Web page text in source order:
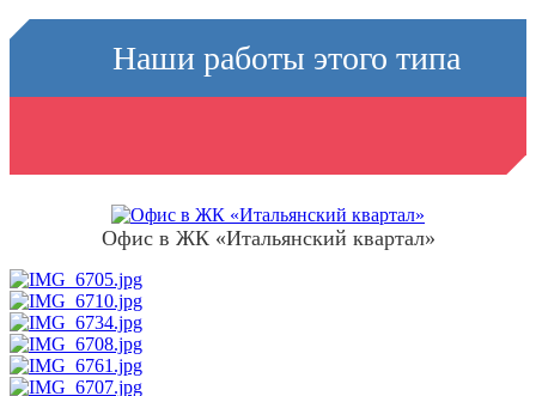
Наши работы этого типа
Офис в ЖК «Итальянский квартал»